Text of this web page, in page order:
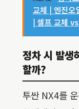
교체 | 엔진오
| 셀프 교체
정차 시 발생
할까?
투싼 NX4를